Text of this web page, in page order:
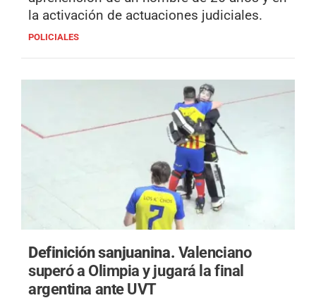
la activación de actuaciones judiciales.
POLICIALES
Definición sanjuanina. Valenciano
superó a Olimpia y jugará la final
argentina ante UVT